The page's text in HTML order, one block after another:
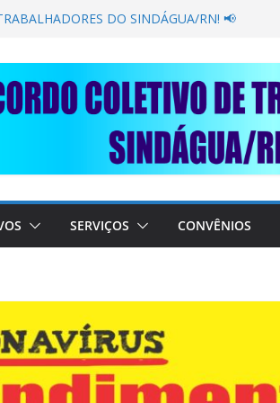
SECAR SUA TORNEIRA: UNIDOS
em importante debate com o Ministro
A SABESP! 🚨
AJUDE O NOSSO
RAIMUNDO DA CAERN!
SERVIÇOS CONVÊNIOS